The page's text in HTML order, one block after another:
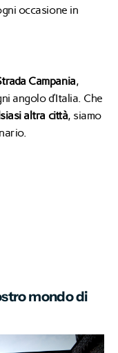
occasione in
Campania,
angolo d’Italia. Che
altra città, siamo
mondo di